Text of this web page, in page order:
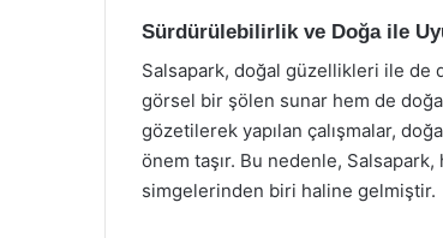
Sürdürülebilirlik ve Doğa ile
Salsapark, doğal güzellikleri ile de
görsel bir şölen sunar hem de
gözetilerek yapılan çalışmalar,
önem taşır. Bu nedenle,
simgelerinden biri haline gelmiştir.